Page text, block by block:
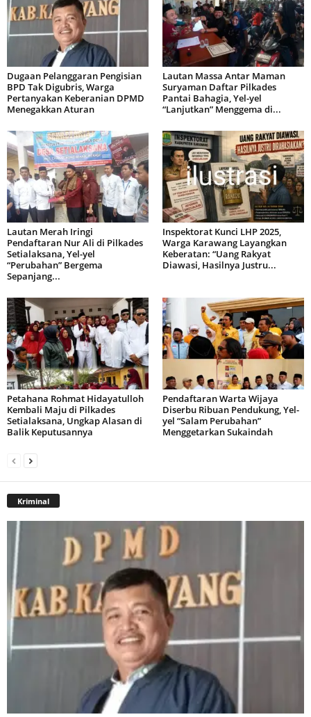
Dugaan Pelanggaran Pengisian
BPD Tak Digubris, Warga
Pertanyakan Keberanian DPMD
Menegakkan Aturan
Lautan Massa Antar Maman
Suryaman Daftar Pilkades
Pantai Bahagia, Yel-yel
“Lanjutkan” Menggema di...
Lautan Merah Iringi
Pendaftaran Nur Ali di Pilkades
Setialaksana, Yel-yel
“Perubahan” Bergema
Sepanjang...
Inspektorat Kunci LHP 2025,
Warga Karawang Layangkan
Keberatan: “Uang Rakyat
Diawasi, Hasilnya Justru...
Petahana Rohmat Hidayatulloh
Kembali Maju di Pilkades
Setialaksana, Ungkap Alasan di
Balik Keputusannya
Pendaftaran Warta Wijaya
Diserbu Ribuan Pendukung, Yel-
yel “Salam Perubahan”
Menggetarkan Sukaindah
Kriminal